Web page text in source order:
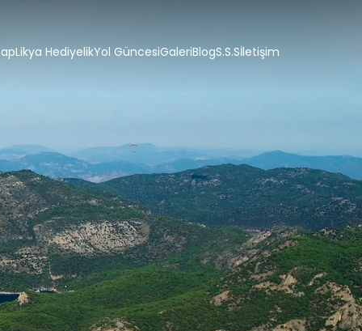
Likya HediyelikYol GüncesiGaleriBlogS.S.Sİletişim